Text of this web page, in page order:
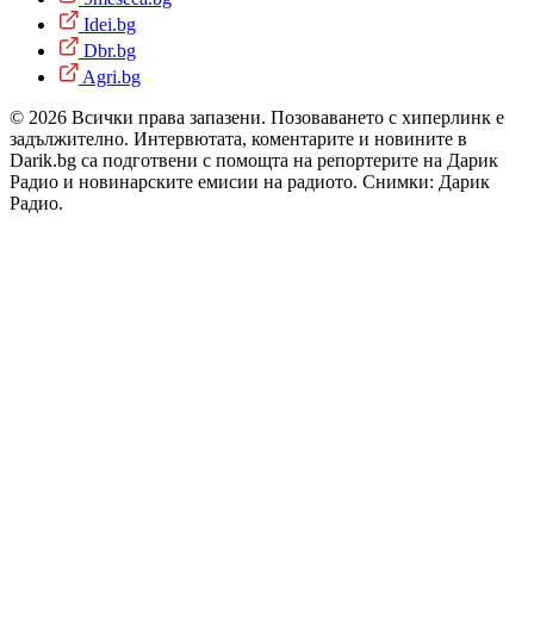
Idei.bg
Dbr.bg
Agri.bg
© 2026 Всички права запазени. Позоваването с хиперлинк е
задължително. Интервютата, коментарите и новините в
Darik.bg са подготвени с помощта на репортерите на Дарик
Радио и новинарските емисии на радиото. Снимки: Дарик
Радио.